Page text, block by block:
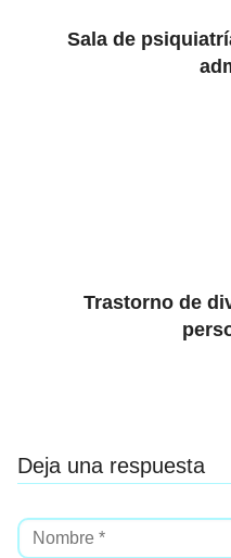
Sala de
Trastorno de
Deja una respuesta